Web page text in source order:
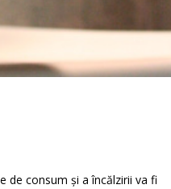
de consum și a încălzirii va fi